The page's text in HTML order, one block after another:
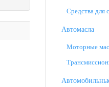
Средства для
Автомасла
Моторные